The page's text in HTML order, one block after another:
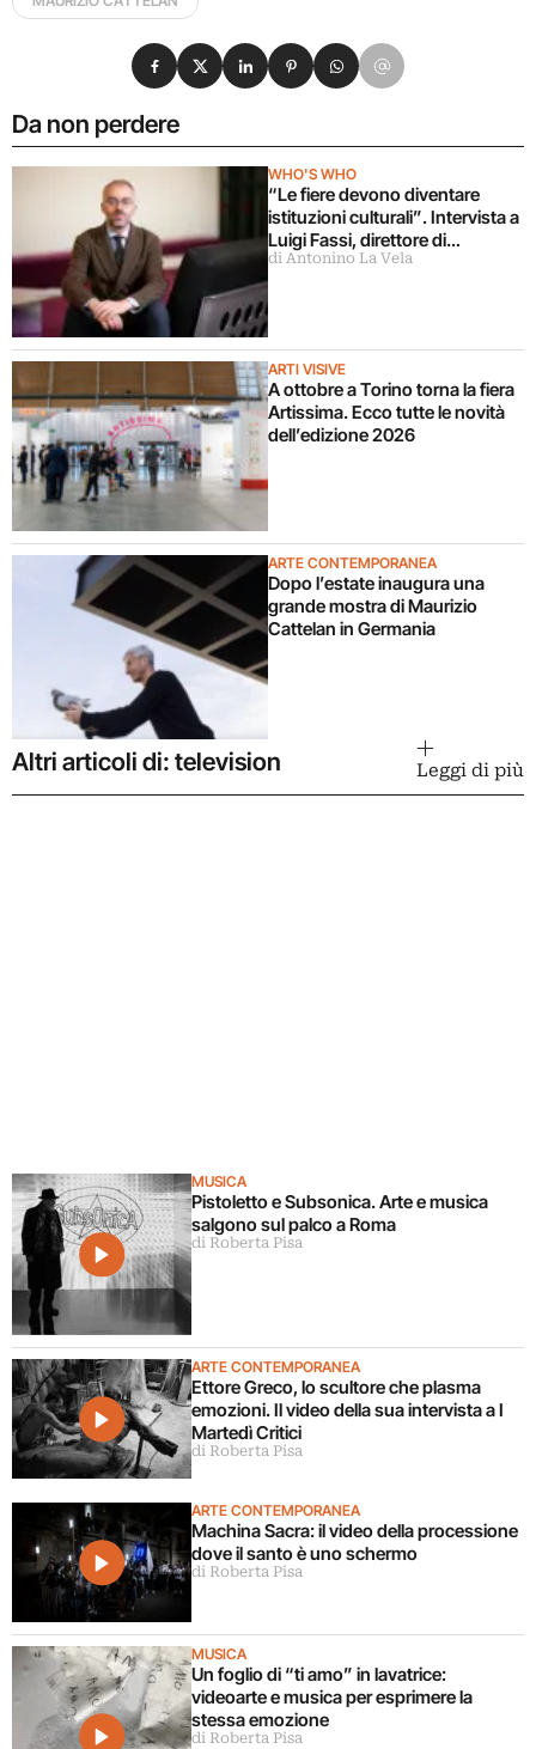
Da non perdere
WHO'S WHO
“Le fiere devono diventare
istituzioni culturali”. Intervista a
Luigi Fassi, direttore di
Artissima
di Antonino La Vela
ARTI VISIVE
A ottobre a Torino torna la fiera
Artissima. Ecco tutte le novità
dell’edizione 2026
ARTE CONTEMPORANEA
Dopo l’estate inaugura una
grande mostra di Maurizio
Cattelan in Germania
Condividi su Facebook
Condividi su X
Condividi su LinkedIn
Condividi su Pinterest
Condividi su WhatsApp
Condividi su Email
Altri articoli di: television Leggi di più
MUSICA
Pistoletto e Subsonica. Arte e musica
salgono sul palco a Roma
di Roberta Pisa
ARTE CONTEMPORANEA
Ettore Greco, lo scultore che plasma
emozioni. Il video della sua intervista a I
Martedì Critici
di Roberta Pisa
ARTE CONTEMPORANEA
Machina Sacra: il video della processione
dove il santo è uno schermo
di Roberta Pisa
MUSICA
Un foglio di “ti amo” in lavatrice:
videoarte e musica per esprimere la
stessa emozione
di Roberta Pisa